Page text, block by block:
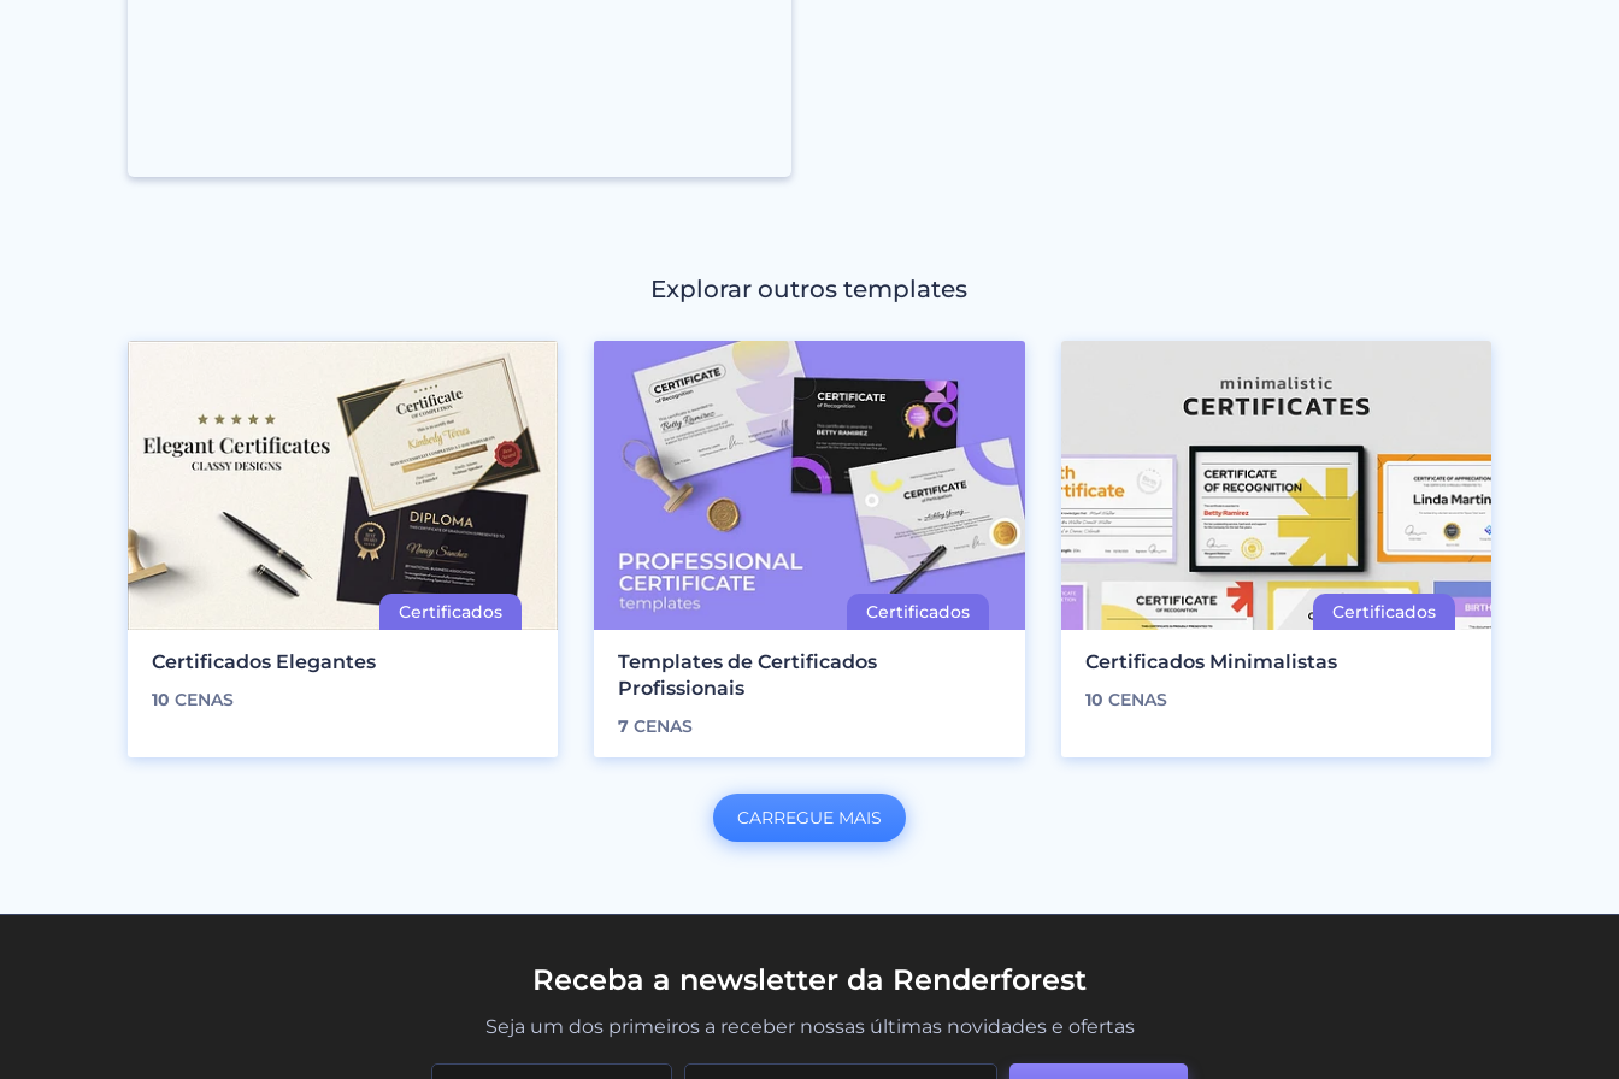
Explorar outros templates
Certificados Elegantes
10 CENAS
Templates de Certificados
Profissionais
7 CENAS
Certificados Minimalistas
10 CENAS
CARREGUE MAIS
Receba a newsletter da Renderforest
Seja um dos primeiros a receber nossas últimas novidades e ofertas